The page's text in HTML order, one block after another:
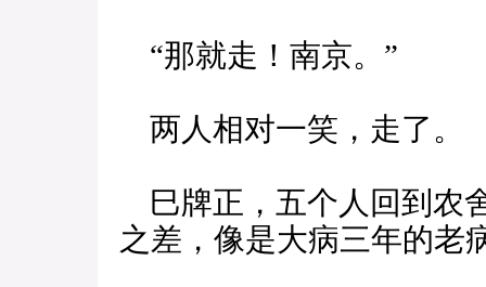
“那就走！南京。”
两人相对一笑，走了。
巳牌正，五个人回到农
之差，像是大病三年的老